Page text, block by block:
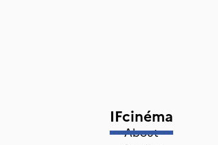
IFcinéma
About